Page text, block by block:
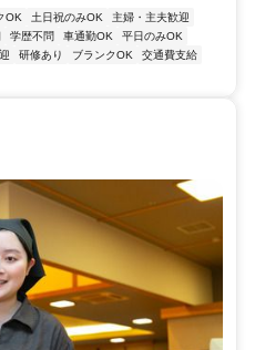
OK 土日祝のみOK
主婦・主夫歓迎
学歴不問 車通勤OK
平日のみOK
研修あり ブランクOK
交通費支給